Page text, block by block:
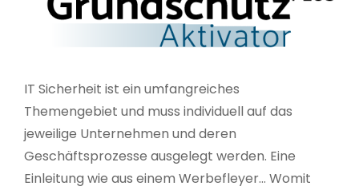
IT Sicherheit ist ein umfangreiches
Themengebiet und muss individuell auf das
jeweilige Unternehmen und deren
Geschäftsprozesse ausgelegt werden. Eine
Einleitung wie aus einem Werbefleyer… Womit